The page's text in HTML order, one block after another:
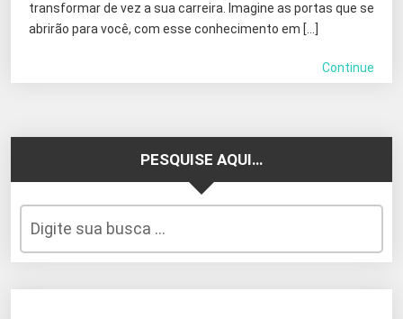
transformar de vez a sua carreira. Imagine as portas que se
abrirão para você, com esse conhecimento em […]
Continue
PESQUISE AQUI…